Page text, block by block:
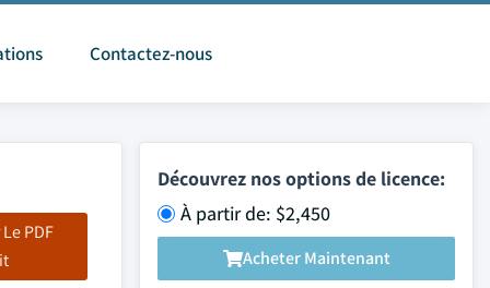
Contactez-nous
PDF
Découvrez nos options de licence:
À partir de: $2,450
Acheter Maintenant